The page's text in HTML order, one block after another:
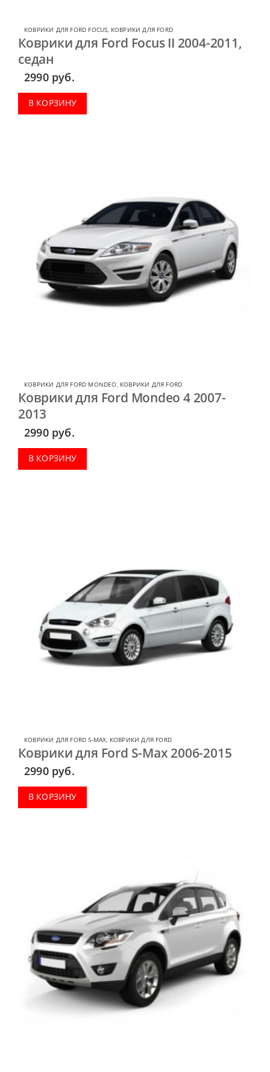
КОВРИКИ ДЛЯ FORD FOCUS, КОВРИКИ ДЛЯ FORD
Коврики для Ford Focus II 2004-2011,
седан
2990 руб.
В КОРЗИНУ
КОВРИКИ ДЛЯ FORD MONDEO, КОВРИКИ ДЛЯ FORD
Коврики для Ford Mondeo 4 2007-
2013
2990 руб.
В КОРЗИНУ
КОВРИКИ ДЛЯ FORD S-MAX КОВРИКИ ДЛЯ FORD
Коврики для Ford S-Max 2006-2015
2990 руб.
В КОРЗИНУ